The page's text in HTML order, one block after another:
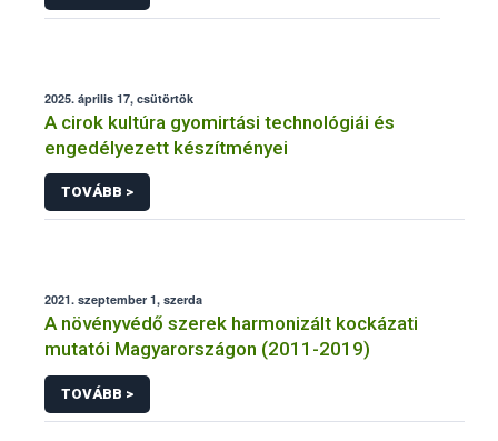
2025. április 17, csütörtök
A cirok kultúra gyomirtási technológiái és
engedélyezett készítményei
TOVÁBB >
2021. szeptember 1, szerda
A növényvédő szerek harmonizált kockázati
mutatói Magyarországon (2011-2019)
TOVÁBB >